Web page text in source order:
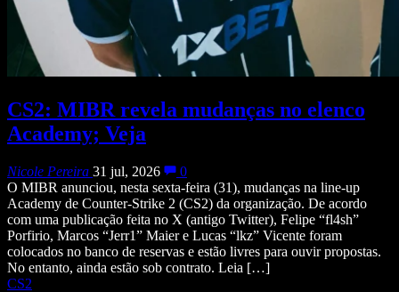
CS2: MIBR revela mudanças no elenco
Academy; Veja
Nicole Pereira 31 jul, 2026
0
O MIBR anunciou, nesta sexta-feira (31), mudanças na line-up
Academy de Counter-Strike 2 (CS2) da organização. De acordo
com uma publicação feita no X (antigo Twitter), Felipe “fl4sh”
Porfirio, Marcos “Jerr1” Maier e Lucas “lkz” Vicente foram
colocados no banco de reservas e estão livres para ouvir propostas.
No entanto, ainda estão sob contrato. Leia […]
CS2